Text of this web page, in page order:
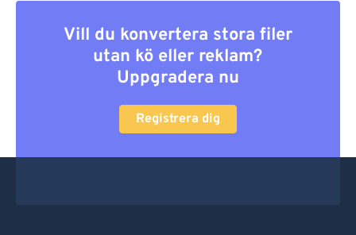
Vill du konvertera stora filer
utan kö eller reklam?
Uppgradera nu
Registrera dig